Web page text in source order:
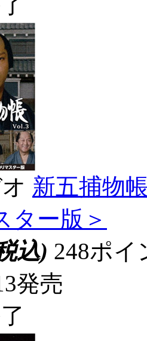
新五捕物
ター版＞
込) 248ポ
発売